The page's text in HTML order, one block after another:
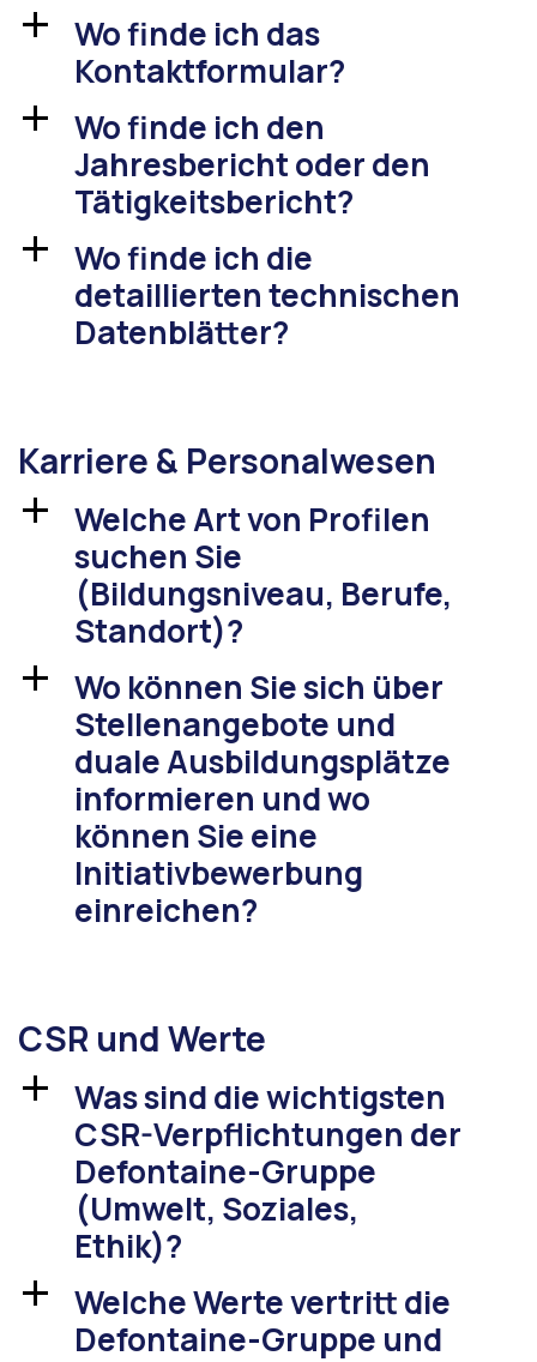
a
Wo finde ich das
Kontaktformular?
a
Wo finde ich den
Jahresbericht oder den
Tätigkeitsbericht?
a
Wo finde ich die
detaillierten technischen
Datenblätter?
Karriere & Personalwesen
a
Welche Art von Profilen
suchen Sie
(Bildungsniveau, Berufe,
Standort)?
a
Wo können Sie sich über
Stellenangebote und
duale Ausbildungsplätze
informieren und wo
können Sie eine
Initiativbewerbung
einreichen?
CSR und Werte
a
Was sind die wichtigsten
CSR-Verpflichtungen der
Defontaine-Gruppe
(Umwelt, Soziales,
Ethik)?
a
Welche Werte vertritt die
Defontaine-Gruppe und